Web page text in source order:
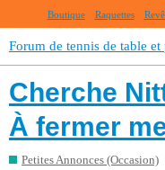
Boutique Raquettes
Forum de tennis de table
Cherche
À fermer
Petites Annonces (Occasion)